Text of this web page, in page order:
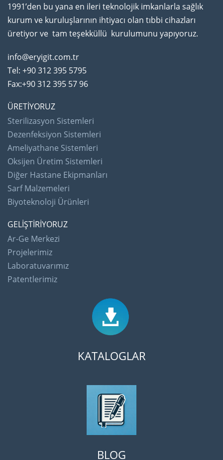
1991’den bu yana en ileri teknolojik imkanlarla sağlık
kurum ve kuruluşlarının ihtiyacı olan tıbbi cihazları
üretiyor ve tam teşekküllü kurulumunu yapıyoruz.
info@eryigit.com.tr
Tel: +90 312 395 5795
Fax:+90 312 395 57 96
ÜRETİYORUZ
Sterilizasyon Sistemleri
Dezenfeksiyon Sistemleri
Ameliyathane Sistemleri
Oksijen Üretim Sistemleri
Diğer Hastane Ekipmanları
Sarf Malzemeleri
Biyoteknoloji Ürünleri
GELİŞTİRİYORUZ
Ar-Ge Merkezi
Projelerimiz
Laboratuvarımız
Patentlerimiz
KATALOGLAR
BLOG